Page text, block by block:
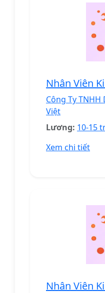
Nhân Viên
Công Ty
Việt
Lương: 10-15
Xem chi tiết
Nhân Viên